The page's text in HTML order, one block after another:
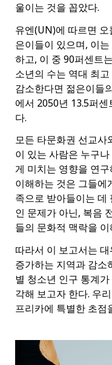
울이는 것을 꼽았다.
유엔(UN)에 따르면
은이들이 있으며, 이
하고, 이 중 90퍼센트
소년의 수는 역대 최
감소한다면 젊은이들
에서 2050년 13.5퍼
다.
모든 타문화권 선교사
이 있는 사람은 누구
게 미치는 영향을 연
이해하는 것은 그들에
족으로 받아들이는 데
인 문제가 아닌, 복음
들의 문화적 맥락을
따라서 이 보고서는
증가하는 지역과 감소
별 청소년 인구 통계
각해 보고자 한다. 우
프리카에 특별한 초점